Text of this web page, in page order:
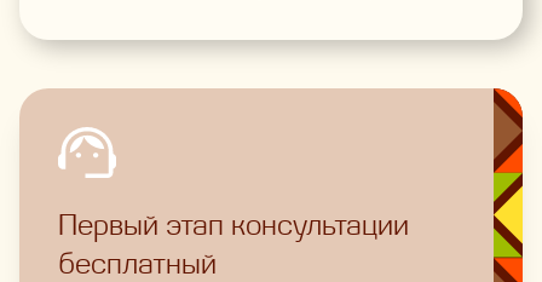
Первый этап консультации
бесплатный